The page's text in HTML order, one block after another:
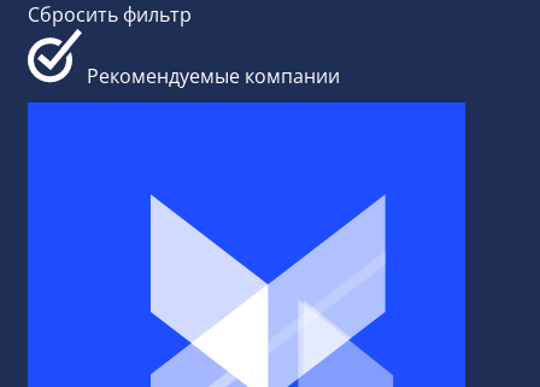
Сбросить фильтр
Рекомендуемые компании